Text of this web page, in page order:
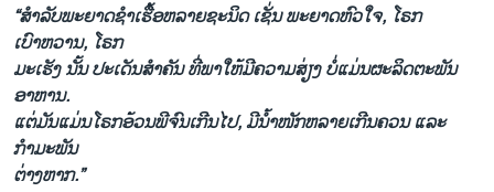
“ສໍາລັບພະຍາດຊໍາເຮື້ອຫລາຍຊະນິດ ເຊັ່ນ ພະຍາດຫົວໃຈ, ໂຣກ
ເບົາຫວານ, ໂຣກ
ມະເຮັງ ນັ້ນ ປະເດັນສໍາ​ຄັນ ທີ່ພາໃຫ້ມີຄວາມສ່ຽງ ບໍ່ແມ່ນຜະລິດຕະພັນ
ອາຫານ.
ແຕ່ມັນແມ່ນໂຣກອ້ວນພີຈົນເກີນໄປ, ມີນໍ້າໜັກຫລາຍເກີນຄວນ ແລະ
ກໍາມະພັນ
ຕ່າງຫາກ.”